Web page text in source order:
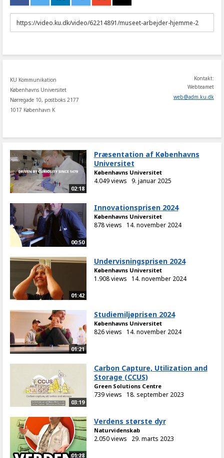
URL
to
KU Kommunikation
Københavns Universitet
Nørregade 10, postboks 2177
1017 København K
Kontakt:
Webteamet
web@adm.ku.dk
02:18
Præsentation af Københavns
Universitet
Københavns Universitet
4.049 views 9. januar 2025
00:50
Innovationsprisen 2024
Københavns Universitet
878 views 14. november 2024
01:42
Undervisningsprisen 2024
Københavns Universitet
1.908 views 14. november 2024
01:21
Studiemiljøprisen 2024
Københavns Universitet
826 views 14. november 2024
03:19
Carbon Capture, Utilization and
Storage (CCUS)
Green Solutions Centre
739 views 18. september 2023
01:28
Verdens største dyr
Naturvidenskab
2.050 views 29. marts 2023